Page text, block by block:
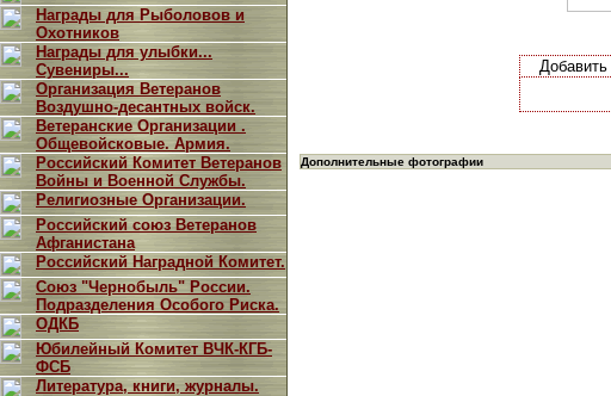
Награды для Рыболовов и
Охотников
Награды для улыбки...
Сувениры...
Организация Ветеранов
Воздушно-десантных войск.
Ветеранские Организации .
Общевойсковые. Армия.
Российский Комитет Ветеранов
Войны и Военной Службы.
Религиозные Организации.
Российский союз Ветеранов
Афганистана
Российский Наградной Комитет.
Союз "Чернобыль" России.
Подразделения Особого Риска.
ОДКБ
Юбилейный Комитет ВЧК-КГБ-
ФСБ
Литература, книги, журналы.
Добавить
Дополнительные фотографии